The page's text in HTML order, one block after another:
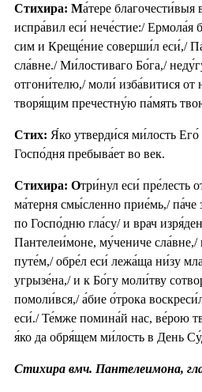
Стихира: Ма́тере благочести́выя
испра́вил еси́ нече́стие:/ Ермола́я
сим и Креще́ние соверши́л еси́,/
сла́вне./ Ми́лостиваго Бо́га,/
отгони́телю,/ моли́ изба́витися от
творя́щим пречестну́ю па́мять
Стих: Я́ко утверди́ся ми́лость
Госпо́дня пребыва́ет во век.
Стихира: Отри́нул еси́ пре́лесть
ма́терня смы́сленно прие́мь,/ па́че
по Госпо́дню гла́су/ и врач
Пантелеи́моне, му́чениче сла́вне,/
путе́м,/ обре́л еси́ лежа́ща ни́зу
угрызе́на,/ и к Бо́гу моли́тву
помоли́вся,/ а́бие о́трока
еси́./ Те́мже помина́й нас, ве́рою
я́ко да обря́щем ми́лость в День
Стихира вмч. Пантелеимона,